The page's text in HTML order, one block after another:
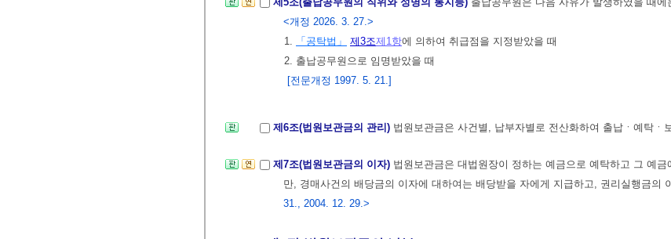
<개정 2026. 3. 27.>
1.
「공탁법」 제3조제1항에 의하여 취급점을 지정받았을 때
2. 출납공무원으로 임명받았을 때
[전문개정 1997. 5. 21.]
제6조(법원보관금의 관리) 법원보관금은 사건별, 납부자별로 전산화하여 출납ㆍ예탁
제7조(법원보관금의 이자) 법원보관금은 대법원장이 정하는 예금으로 예탁하고 그 예
만, 경매사건의 배당금의 이자에 대하여는 배당받을 자에게 지급하고, 권리실행금의
31., 2004. 12. 29.>